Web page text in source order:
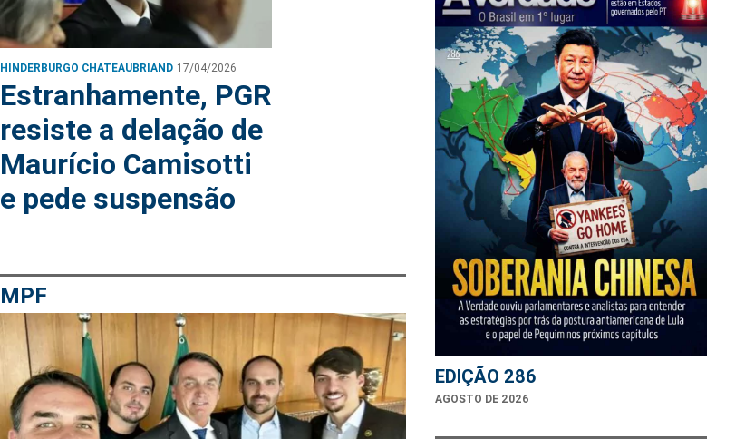
HINDERBURGO CHATEAUBRIAND 17/04/2026
Estranhamente, PGR
resiste a delação de
Maurício Camisotti
e pede suspensão
MPF
EDIÇÃO 286
AGOSTO DE 2026